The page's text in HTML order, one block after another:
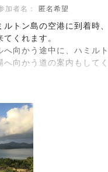
加者名： 匿名希望
ルトン島の空港に到着時
くれます。
へ向かう途中に、ハミル
へ向かう道の案内もして